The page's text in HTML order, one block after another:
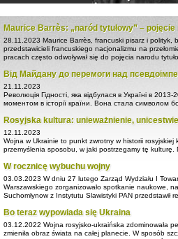
Maurice Barrès: „naród tytułowy” –
28.11.2023 Maurice Barrès, francuski pisarz i polityk,
przedstawicieli francuskiego nacjonalizmu na
pracach często odwoływał się do pojęcia narodu
Barrès uważał, że naród tytułowy to naród, który jest
żyje. Naród ten ma swoją własną kulturę, tradycje i
obrony swojej tożsamości.
Від Майдану до перемоги над
21.11.2023
Революція Гідності, яка відбулася в Україні в
моментом в історії країни. Вона стала символом
Rosyjska kultura: unieważnienie,
12.11.2023
Wojna w Ukrainie to punkt zwrotny w historii
przemyślenia sposobu, w jaki postrzegamy tę kulturę.
imperialistycznego charakteru i związków z
kulturę jako złożoną i kontrowersyjną, która zawiera
W rocznicę wybuchu wojny
03.03.2023 W dniu 27 lutego Zarząd Wydziału I
Warszawskiego zorganizowało spotkanie naukowe,
Suchomłynow z Instytutu Slawistyki PAN przedstawił
Bo teraz wypowiada się Ukraina
03.12.2022 Wojna rosyjsko-ukraińska zdominowała
zmieniła obraz świata na całej planecie. W sposób